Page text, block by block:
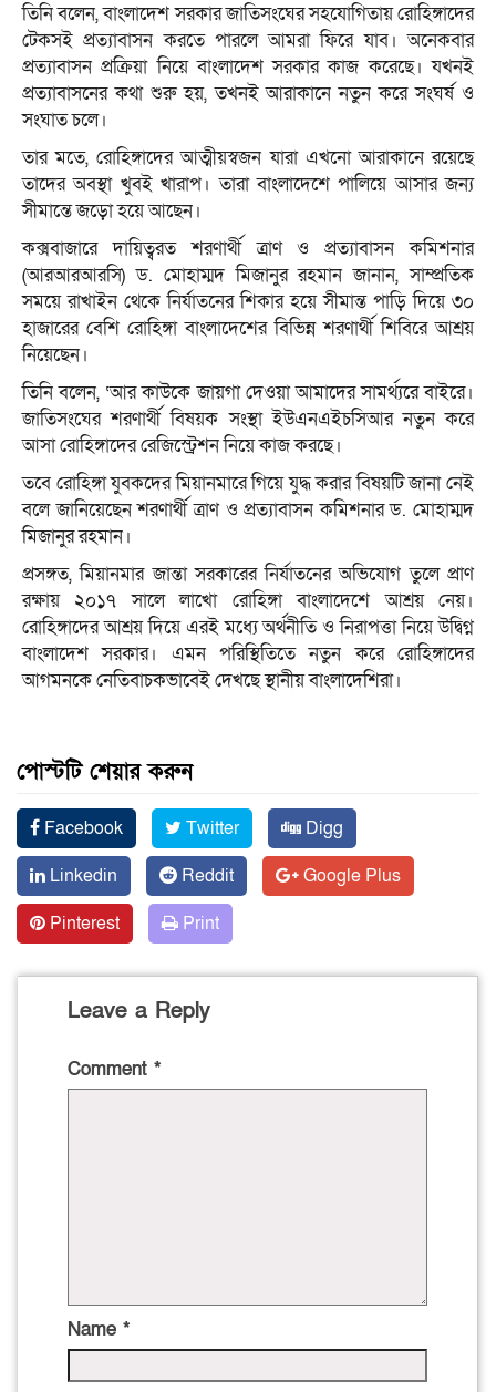
তিনি বলেন, বাংলাদেশ সরকার জাতিসংঘের সহযোগিতায় রোহিঙ্গাদের
টেকসই প্রত্যাবাসন করতে পারলে আমরা ফিরে যাব। অনেকবার
প্রত্যাবাসন প্রক্রিয়া নিয়ে বাংলাদেশ সরকার কাজ করেছে। যখনই
প্রত্যাবাসনের কথা শুরু হয়, তখনই আরাকানে নতুন করে সংঘর্ষ ও
সংঘাত চলে।
তার মতে, রোহিঙ্গাদের আত্মীয়স্বজন যারা এখনো আরাকানে রয়েছে
তাদের অবস্থা খুবই খারাপ। তারা বাংলাদেশে পালিয়ে আসার জন্য
সীমান্তে জড়ো হয়ে আছেন।
কক্সবাজারে দায়িত্বরত শরণার্থী ত্রাণ ও প্রত্যাবাসন কমিশনার
(আরআরআরসি) ড. মোহাম্মদ মিজানুর রহমান জানান, সাম্প্রতিক
সময়ে রাখাইন থেকে নির্যাতনের শিকার হয়ে সীমান্ত পাড়ি দিয়ে ৩০
হাজারের বেশি রোহিঙ্গা বাংলাদেশের বিভিন্ন শরণার্থী শিবিরে আশ্রয়
নিয়েছেন।
তিনি বলেন, ‘আর কাউকে জায়গা দেওয়া আমাদের সামর্থ্যরে বাইরে।
জাতিসংঘের শরণার্থী বিষয়ক সংস্থা ইউএনএইচসিআর নতুন করে
আসা রোহিঙ্গাদের রেজিস্ট্রেশন নিয়ে কাজ করছে।
তবে রোহিঙ্গা যুবকদের মিয়ানমারে গিয়ে যুদ্ধ করার বিষয়টি জানা নেই
বলে জানিয়েছেন শরণার্থী ত্রাণ ও প্রত্যাবাসন কমিশনার ড. মোহাম্মদ
মিজানুর রহমান।
প্রসঙ্গত, মিয়ানমার জান্তা সরকারের নির্যাতনের অভিযোগ তুলে প্রাণ
রক্ষায় ২০১৭ সালে লাখো রোহিঙ্গা বাংলাদেশে আশ্রয় নেয়।
রোহিঙ্গাদের আশ্রয় দিয়ে এরই মধ্যে অর্থনীতি ও নিরাপত্তা নিয়ে উদ্বিগ্ন
বাংলাদেশ সরকার। এমন পরিস্থিতিতে নতুন করে রোহিঙ্গাদের
আগমনকে নেতিবাচকভাবেই দেখছে স্থানীয় বাংলাদেশিরা।
পোস্টটি শেয়ার করুন
Facebook Twitter
Digg
Linkedin
Reddit
Google Plus
Pinterest
Print
Leave a Reply
Comment *
Name *